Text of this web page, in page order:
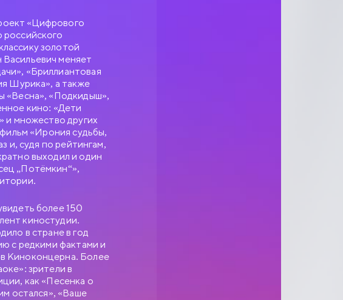
«Цифрового
золотой
меняет
«Бриллиантовая
Шурика», а также
«Весна», «Подкидыш»,
кино: «Дети
и множество других
«Ирония судьбы,
и, судя по рейтингам,
выходил и один
„Потёмкин“»,
более 150
киностудии.
в стране в год
с редкими фактами и
Киноконцерна. Более
зрители в
как «Песенка о
остался», «Ваше